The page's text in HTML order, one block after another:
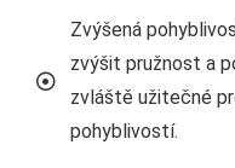
Zvýšená
zvýšit pružnost a
zvláště užitečné
pohyblivostí.